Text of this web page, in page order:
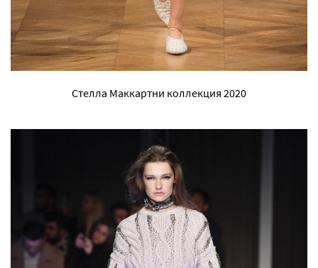
Стелла Маккартни коллекция 2020